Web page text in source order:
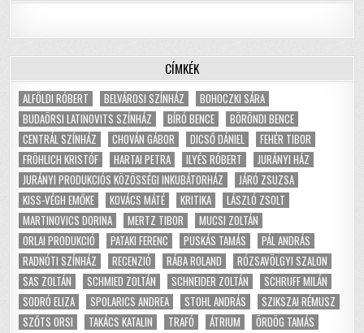
CÍMKÉK
ALFÖLDI RÓBERT BELVÁROSI SZÍNHÁZ
BOHOCZKI SÁRA
BUDAÖRSI LATINOVITS SZÍNHÁZ
BÍRÓ BENCE
BÖRÖNDI BENCE
CENTRÁL SZÍNHÁZ
CHOVÁN GÁBOR DICSŐ DÁNIEL
FEHÉR TIBOR
FRÖHLICH KRISTÓF
HARTAI PETRA ILYÉS RÓBERT
JURÁNYI HÁZ
JURÁNYI PRODUKCIÓS KÖZÖSSÉGI INKUBÁTORHÁZ
JÁRÓ ZSUZSA
KISS-VÉGH EMŐKE
KOVÁCS MÁTÉ KRITIKA
LÁSZLÓ ZSOLT
MARTINOVICS DORINA
MERTZ TIBOR
MUCSI ZOLTÁN
ORLAI PRODUKCIÓ
PATAKI FERENC PUSKÁS TAMÁS
PÁL ANDRÁS
RADNÓTI SZÍNHÁZ
RECENZIÓ RÁBA ROLAND
RÓZSAVÖLGYI SZALON
SAS ZOLTÁN
SCHMIED ZOLTÁN SCHNEIDER ZOLTÁN
SCHRUFF MILÁN
SODRÓ ELIZA
SPOLARICS ANDREA STOHL ANDRÁS
SZIKSZAI RÉMUSZ
SZŐTS ORSI
TAKÁCS KATALIN TRAFÓ ÁTRIUM ÖRDÖG TAMÁS